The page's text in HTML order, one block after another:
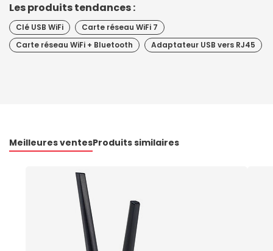
Les produits tendances :
Clé USB WiFi
Carte réseau WiFi 7
Carte réseau WiFi + Bluetooth
Adaptateur USB vers RJ45
Meilleures ventesProduits similaires